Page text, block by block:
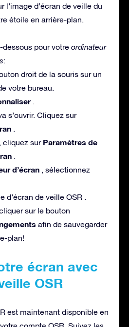
l’image d’écran de veille du
étoile en arrière-plan.
pour votre ordinateur
:
droit de la souris sur un
votre bureau.
s’ouvrir. Cliquez sur
cliquez sur Paramètres de
d’écran
, sélectionnez
d’écran de veille OSR .
sur le bouton
afin de sauvegarder
plan!
écran avec
OSR
est maintenant disponible en